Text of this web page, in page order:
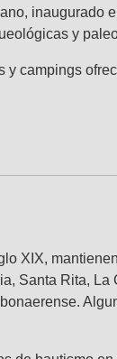
y
campings
XIX,
Santa Rita,